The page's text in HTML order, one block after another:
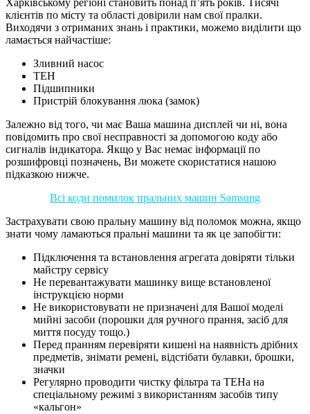
клієнтів по місту та області довірили нам свої пралки.
Виходячи з отриманих знань і практики, можемо виділити що
ламається найчастіше:
Зливний насос
ТЕН
Підшипники
Пристрій блокування люка (замок)
Залежно від того, чи має Ваша машина дисплей чи ні, вона
повідомить про свої несправності за допомогою коду або
сигналів індикатора. Якщо у Вас немає інформації по
розшифровці позначень, Ви можете скористатися нашою
підказкою нижче.
Всі коди помилок пральних машин Samsung
Застрахувати свою пральну машину від поломок можна, якщо
знати чому ламаються пральні машини та як це запобігти:
Підключення та встановлення агрегата довіряти тільки
майстру сервісу
Не перевантажувати машинку вище встановленої
інструкцією норми
Не використовувати не призначені для Вашої моделі
мийні засоби (порошки для ручного прання, засіб для
миття посуду тощо.)
Перед пранням перевіряти кишені на наявність дрібних
предметів, знімати ремені, відстібати булавки, брошки,
значки
Регулярно проводити чистку фільтра та ТЕНа на
спеціальному режимі з використанням засобів типу
«кальгон»